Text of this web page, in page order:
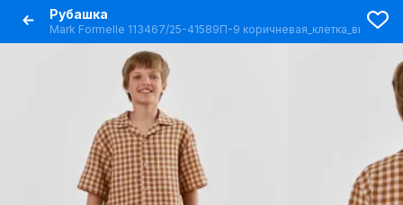
Рубашка
Mark Formelle 113467/25-41589П-9 коричневая_клетка_виши